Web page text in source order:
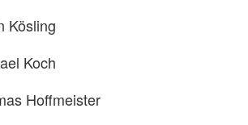
Kösling
Koch
Hoffmeister